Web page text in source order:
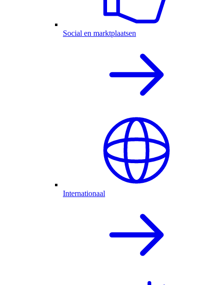
Social en marktplaatsen
Internationaal